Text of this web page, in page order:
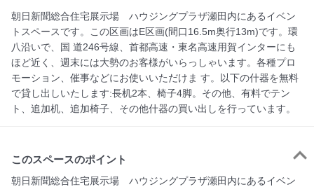
朝日新聞総合住宅展示場 ハウジングプラザ瀬田内にあるイベン
トスペースです。この区画はE区画(間口16.5m奥行13m)です。環
八沿いで、国 道246号線、首都高速・東名高速用賀インターにも
ほど近く、週末には大勢のお客様がいらっしゃいます。各種プロ
モーション、催事などにお使いいただけま す。以下の什器を無料
で貸し出しいたします:長机2本、椅子4脚。その他、有料でテン
ト、追加机、追加椅子、その他什器の買い出しを行っています。
このスペースのポイント
朝日新聞総合住宅展示場　ハウジングプラザ瀬田内にあるイベン